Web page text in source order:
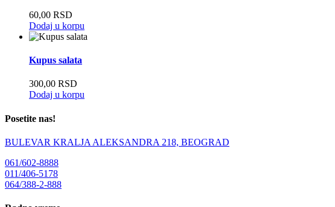
60,00 RSD
Dodaj u korpu
Kupus salata
300,00 RSD
Dodaj u korpu
Posetite nas!
BULEVAR KRALJA ALEKSANDRA 218, BEOGRAD
061/602-8888
011/406-5178
064/388-2-888